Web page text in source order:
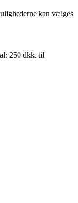
kan vælges
250 dkk. til